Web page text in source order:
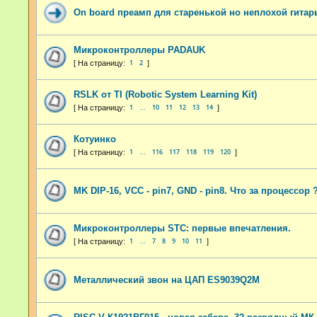
On board преамп для старенькой но неплохой
Микроконтроллеры PADAUK
1 2
RSLK от TI (Robotic System Learning Kit)
1 … 10 11 12 13 14
Котуинко
1 … 116 117 118 119 120
MK DIP-16, VCC - pin7, GND - pin8. Что за процессор
Микроконтроллеры STC: первые впечатления.
1 … 7 8 9 10 11
Металлический звон на ЦАП ES9039Q2M